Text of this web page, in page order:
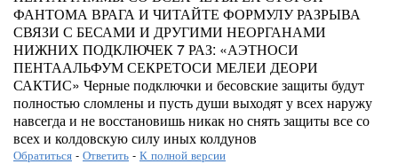
ФАНТОМА ВРАГА И ЧИТАЙТЕ ФОРМУЛУ РАЗРЫВА
СВЯЗИ С БЕСАМИ И ДРУГИМИ НЕОРГАНАМИ
НИЖНИХ ПОДКЛЮЧЕК 7 РАЗ: «АЭТНОСИ
ПЕНТААЛЬФУМ СЕКРЕТОСИ МЕЛЕИ ДЕОРИ
САКТИС» Черные подключки и бесовские защиты будут
полностью сломлены и пусть души выходят у всех наружу
навсегда и не восстановишь никак но снять защиты все со
всех и колдовскую силу иных колдунов
Обратиться - Ответить - К полной версии